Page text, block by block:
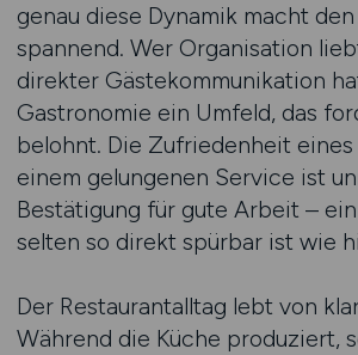
genau diese Dynamik macht
spannend. Wer Organisation
direkter Gästekommunikation
Gastronomie ein Umfeld, das
belohnt. Die Zufriedenheit eines
einem gelungenen Service ist
Bestätigung für gute Arbeit –
selten so direkt spürbar ist wie
Der Restaurantalltag lebt von
Während die Küche produziert,